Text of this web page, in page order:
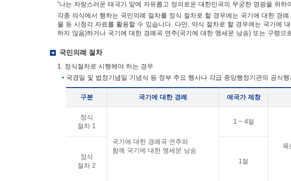
“나는 자랑스러운 태극기 앞에 자유롭고 정의로운 대한민국의 무궁한 영광을 위하
각종 의식에서 행하는 국민의례 절차를 정식 절차로 할 경우에는 국기에 대한 경
물 등 시청각 자료를 활용할 수 있습니다. 다만, 약식 절차로 할 경우에는 국기에
하지 않음)하거나 국기에 대한 경례곡 연주(국기에 대한 맹세문 낭송) 또는 구령
국민의례 절차
1. 정식절차로 시행해야 하는 경우
국경일 및 법정기념일 기념식 등 정부 주요 행사나 각급 중앙행정기관의 공식행
구분 국기에 대한 경례 애국가 제창
정식
절차 1
국기에 대한 경례곡 연주와
함께 국기에 대한 맹세문 낭송
1 ~ 4절
묵
정식
절차 2
1절